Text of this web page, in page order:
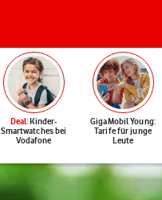
Deal: Kinder-
Smartwatches bei
Vodafone
GigaMobil Young:
Tarife für junge
Leute